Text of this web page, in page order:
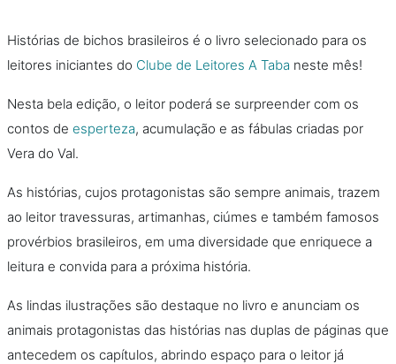
Histórias de bichos brasileiros é o livro selecionado para os
leitores iniciantes do Clube de Leitores A Taba neste mês!
Nesta bela edição, o leitor poderá se surpreender com os
contos de esperteza, acumulação e as fábulas criadas por
Vera do Val.
As histórias, cujos protagonistas são sempre animais, trazem
ao leitor travessuras, artimanhas, ciúmes e também famosos
provérbios brasileiros, em uma diversidade que enriquece a
leitura e convida para a próxima história.
As lindas ilustrações são destaque no livro e anunciam os
animais protagonistas das histórias nas duplas de páginas que
antecedem os capítulos, abrindo espaço para o leitor já